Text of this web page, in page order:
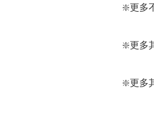
❇️更多
❇️更多
❇️更多